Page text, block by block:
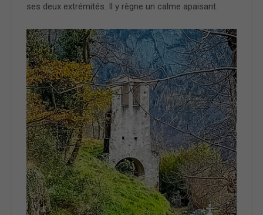
ses deux extrémités. Il y règne un calme apaisant.